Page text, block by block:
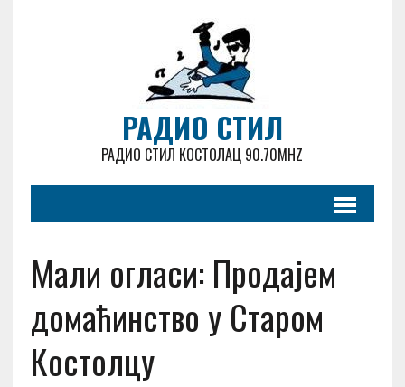
РАДИО СТИЛ
РАДИО СТИЛ КОСТОЛАЦ 90.70MHZ
Мали огласи: Продајем
домаћинство у Старом
Костолцу